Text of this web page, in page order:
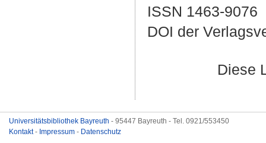
ISSN 1463-9076
DOI der
Diese
Universitätsbibliothek Bayreuth - 95447 Bayreuth - Tel. 0921/553450
Kontakt- Impressum - Datenschutz